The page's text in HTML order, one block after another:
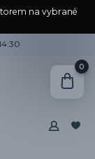
na vybrané
0